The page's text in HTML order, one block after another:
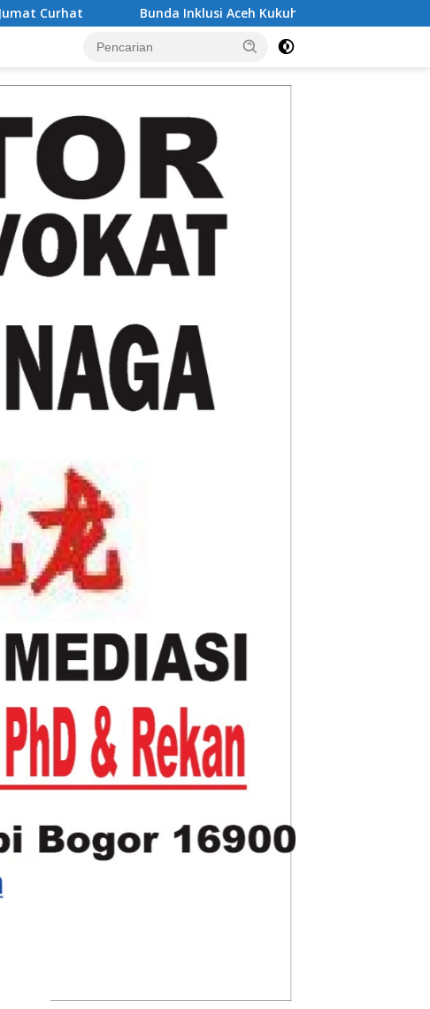
Bunda Inklusi Aceh Kukuhkan Herawati Salamina, Dorong